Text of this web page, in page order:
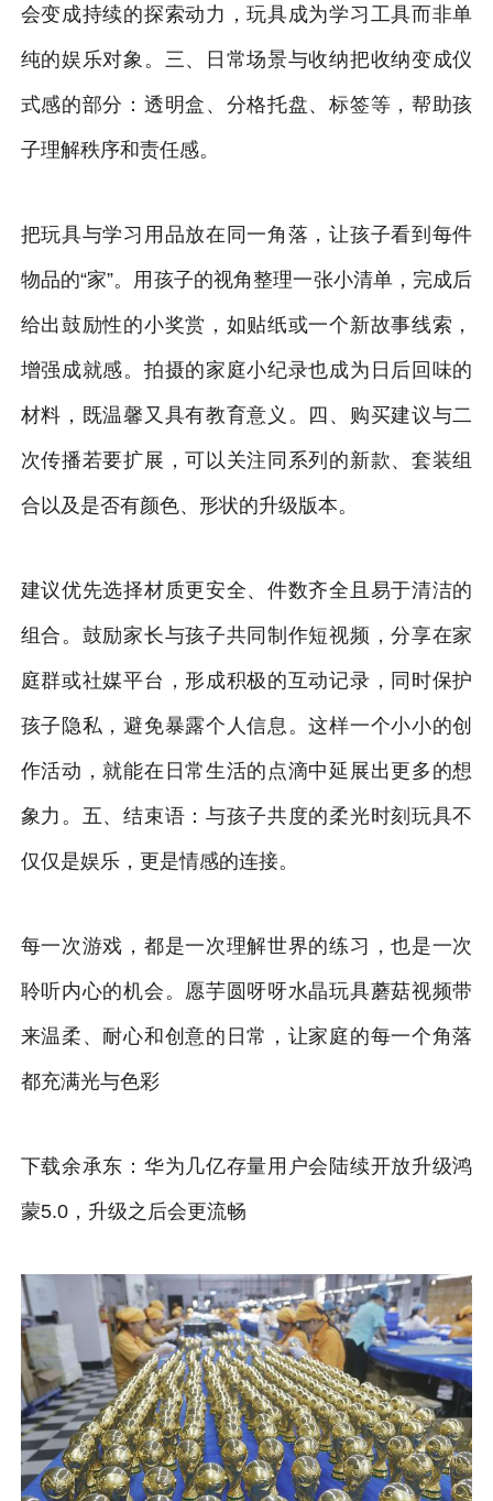
会变成持续的探索动力，玩具成为学习工具而非单
纯的娱乐对象。三、日常场景与收纳把收纳变成仪
式感的部分：透明盒、分格托盘、标签等，帮助孩
子理解秩序和责任感。
把玩具与学习用品放在同一角落，让孩子看到每件
物品的“家”。用孩子的视角整理一张小清单，完成后
给出鼓励性的小奖赏，如贴纸或一个新故事线索，
增强成就感。拍摄的家庭小纪录也成为日后回味的
材料，既温馨又具有教育意义。四、购买建议与二
次传播若要扩展，可以关注同系列的新款、套装组
合以及是否有颜色、形状的升级版本。
建议优先选择材质更安全、件数齐全且易于清洁的
组合。鼓励家长与孩子共同制作短视频，分享在家
庭群或社媒平台，形成积极的互动记录，同时保护
孩子隐私，避免暴露个人信息。这样一个小小的创
作活动，就能在日常生活的点滴中延展出更多的想
象力。五、结束语：与孩子共度的柔光时刻玩具不
仅仅是娱乐，更是情感的连接。
每一次游戏，都是一次理解世界的练习，也是一次
聆听内心的机会。愿芋圆呀呀水晶玩具蘑菇视频带
来温柔、耐心和创意的日常，让家庭的每一个角落
都充满光与色彩
下载余承东：华为几亿存量用户会陆续开放升级鸿
蒙5.0，升级之后会更流畅